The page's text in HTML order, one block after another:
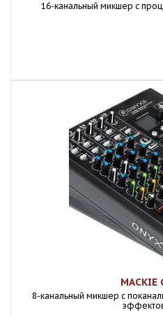
16-канальный микшер с
MACKIE
8-канальный микшер с